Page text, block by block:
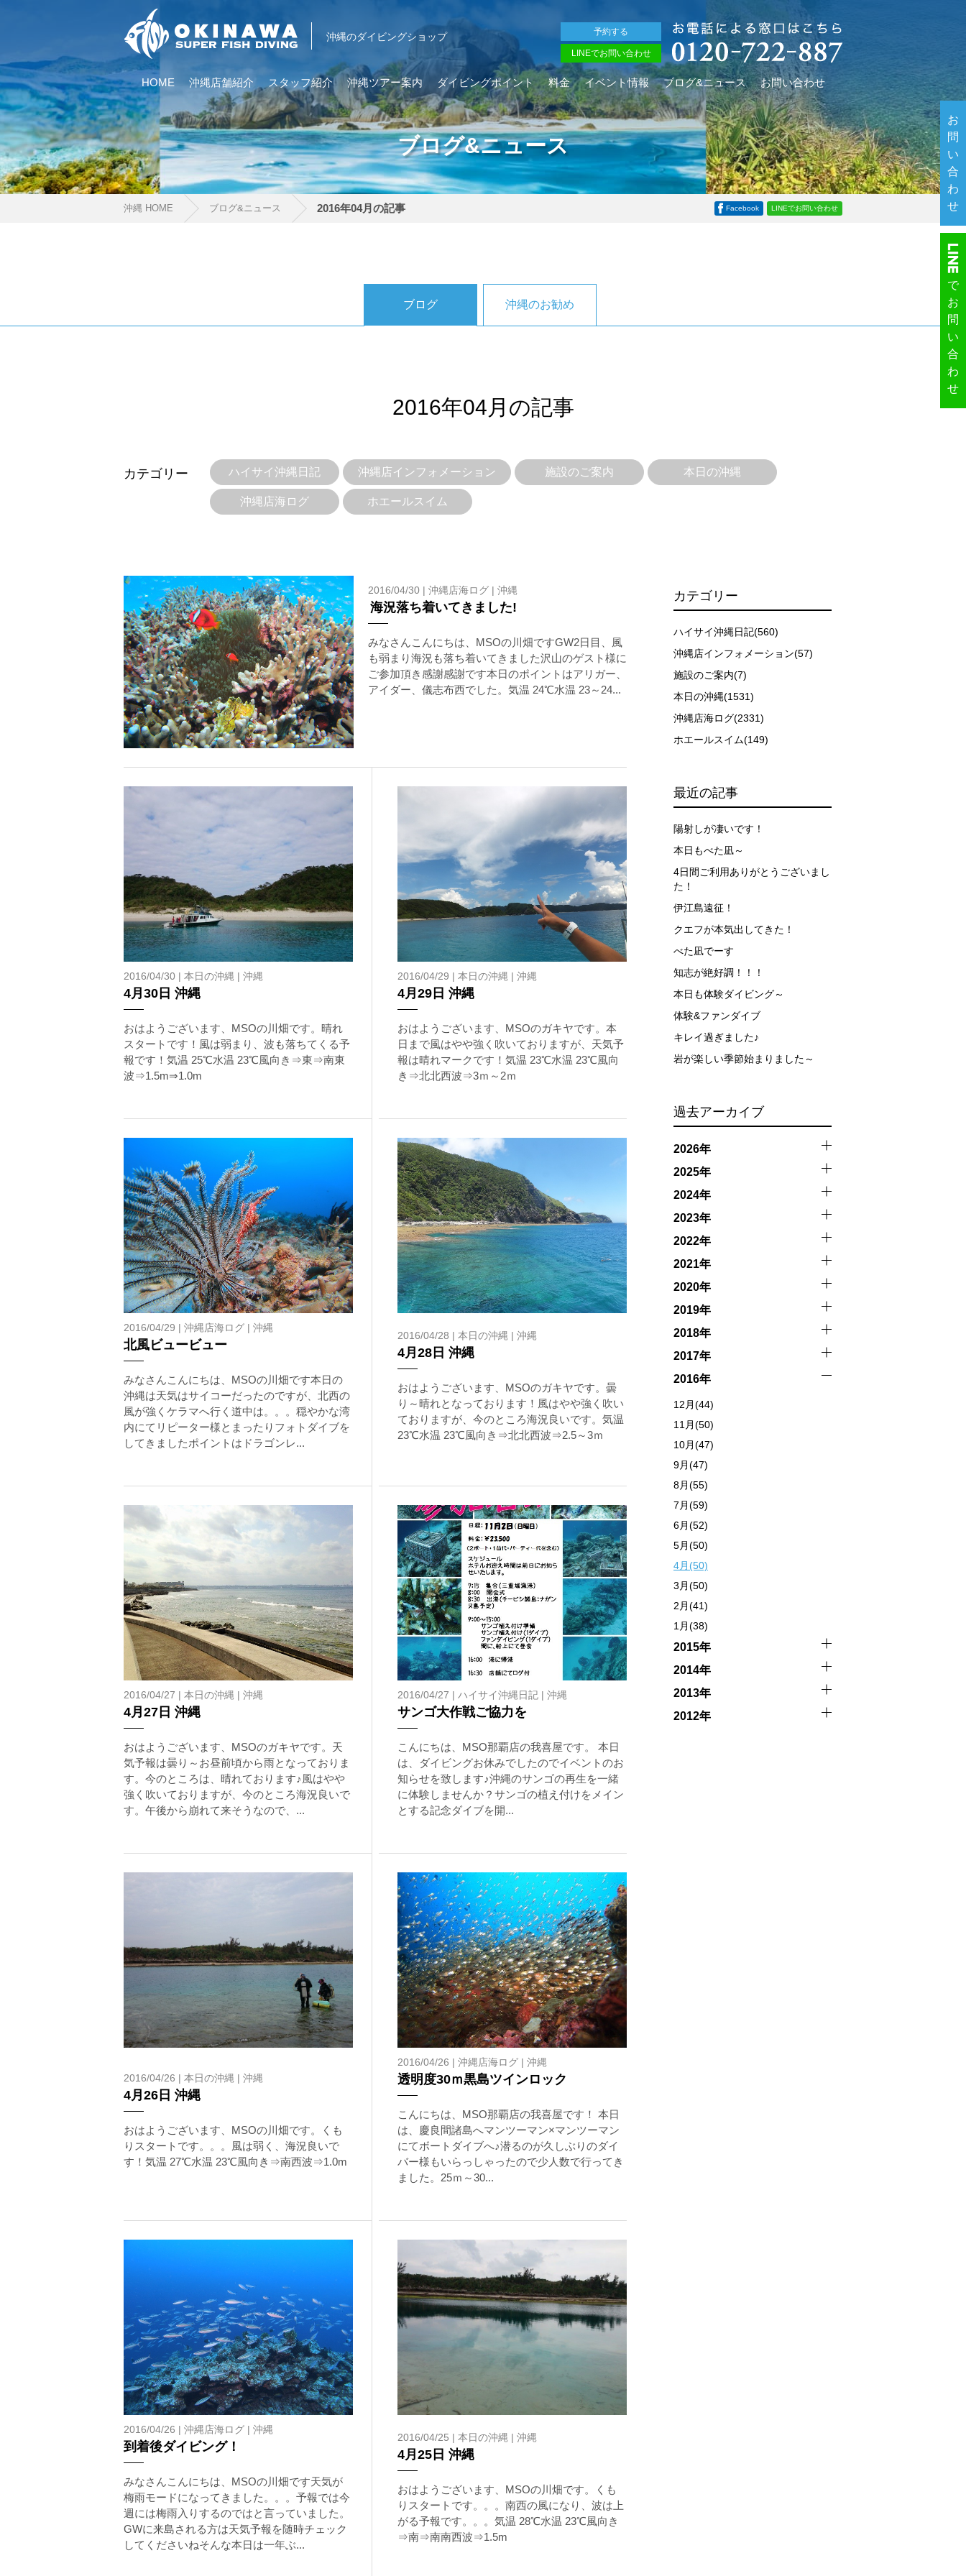
沖縄のダイビングショップ 予約する
LINEでお問い合わせ
ブログ&ニュース
HOME 沖縄店舗紹介 スタッフ紹介 沖縄ツアー案内 ダイビングポイント 料金 イベント情報 ブログ&ニュース お問い合わせ
沖縄 HOME ブログ&ニュース 2016年04月の記事 Facebook LINEでお問い合わせ
ブログ 沖縄のお勧め
2016年04月の記事
カテゴリー ハイサイ沖縄日記 沖縄店インフォメーション 施設のご案内 本日の沖縄
沖縄店海ログ ホエールスイム
2016/04/30 | 沖縄店海ログ | 沖縄
海況落ち着いてきました!
みなさんこんにちは、MSOの川畑ですGW2日目、風
も弱まり海況も落ち着いてきました沢山のゲスト様に
ご参加頂き感謝感謝です本日のポイントはアリガー、
アイダー、儀志布西でした。気温 24℃水温 23～24...
2016/04/30 | 本日の沖縄 | 沖縄
4月30日 沖縄
おはようございます、MSOの川畑です。晴れ
スタートです！風は弱まり、波も落ちてくる予
報です！気温 25℃水温 23℃風向き⇒東⇒南東
波⇒1.5m⇒1.0m
2016/04/29 | 本日の沖縄 | 沖縄
4月29日 沖縄
おはようございます、MSOのガキヤです。本
日まで風はやや強く吹いておりますが、天気予
報は晴れマークです！気温 23℃水温 23℃風向
き⇒北北西波⇒3ｍ～2ｍ
2016/04/29 | 沖縄店海ログ | 沖縄
北風ビュービュー
みなさんこんにちは、MSOの川畑です本日の
沖縄は天気はサイコーだったのですが、北西の
風が強くケラマへ行く道中は。。。穏やかな湾
内にてリピーター様とまったりフォトダイブを
してきましたポイントはドラゴンレ...
2016/04/28 | 本日の沖縄 | 沖縄
4月28日 沖縄
おはようございます、MSOのガキヤです。曇
り～晴れとなっております！風はやや強く吹い
ておりますが、今のところ海況良いです。気温
23℃水温 23℃風向き⇒北北西波⇒2.5～3ｍ
2016/04/27 | 本日の沖縄 | 沖縄
4月27日 沖縄
おはようございます、MSOのガキヤです。天
気予報は曇り～お昼前頃から雨となっておりま
す。今のところは、晴れております♪風はやや
強く吹いておりますが、今のところ海況良いで
す。午後から崩れて来そうなので、...
2016/04/27 | ハイサイ沖縄日記 | 沖縄
サンゴ大作戦ご協力を
こんにちは、MSO那覇店の我喜屋です。 本日
は、ダイビングお休みでしたのでイベントのお
知らせを致します♪沖縄のサンゴの再生を一緒
に体験しませんか？サンゴの植え付けをメイン
とする記念ダイブを開...
2016/04/26 | 本日の沖縄 | 沖縄
4月26日 沖縄
おはようございます、MSOの川畑です。くも
りスタートです。。。風は弱く、海況良いで
す！気温 27℃水温 23℃風向き⇒南西波⇒1.0m
2016/04/26 | 沖縄店海ログ | 沖縄
透明度30ｍ黒島ツインロック
こんにちは、MSO那覇店の我喜屋です！ 本日
は、慶良間諸島へマンツーマン×マンツーマン
にてボートダイブへ♪潜るのが久しぶりのダイ
バー様もいらっしゃったので少人数で行ってき
ました。25ｍ～30...
2016/04/26 | 沖縄店海ログ | 沖縄
到着後ダイビング！
みなさんこんにちは、MSOの川畑です天気が
梅雨モードになってきました。。。予報では今
週には梅雨入りするのではと言っていました。
GWに来島される方は天気予報を随時チェック
してくださいねそんな本日は一年ぶ...
2016/04/25 | 本日の沖縄 | 沖縄
4月25日 沖縄
おはようございます、MSOの川畑です。くも
りスタートです。。。南西の風になり、波は上
がる予報です。。。気温 28℃水温 23℃風向き
⇒南⇒南南西波⇒1.5m
カテゴリー
ハイサイ沖縄日記(560)
沖縄店インフォメーション(57)
施設のご案内(7)
本日の沖縄(1531)
沖縄店海ログ(2331)
ホエールスイム(149)
最近の記事
陽射しが凄いです！
本日もべた凪～
4日間ご利用ありがとうございまし
た！
伊江島遠征！
クエフが本気出してきた！
べた凪でーす
知志が絶好調！！！
本日も体験ダイビング～
体験&ファンダイブ
キレイ過ぎました♪
岩が楽しい季節始まりました～
過去アーカイブ
2026年
2025年
2024年
2023年
2022年
2021年
2020年
2019年
2018年
2017年
2016年
12月(44)
11月(50)
10月(47)
9月(47)
8月(55)
7月(59)
6月(52)
5月(50)
4月(50)
3月(50)
2月(41)
1月(38)
2015年
2014年
2013年
2012年
当ツアーの手順と注意点
1.スイム開始の判断
クジラを発見した場合は、その時のクジラの様子や海況を確認し、ガイドがスイム開始可能と判断した場合にのみエントリーを行います。
たとえクジラが近くを泳いでいても、状況によってはエントリーを行わない場合があります。
2.人数制限とエントリー順
クジラへのストレス軽減や安全管理の観点から、エントリー人数を制限する場合があります。また、エントリーの順番はガイドが決定しますので、必ずその指示に従って準備してくだ
3.クジラとの距離と泳ぎ方
クジラの観察は水面からのみとし、素潜りは禁止とします。クジラによっては、人が近くを泳ぐことを嫌い、逃げてしまう場合があります。そのため、原則として緊急時やガイドの指
示がある場合を除き、クジラの近くでフィンキックなどをして泳ぐことも禁止します。クジラは一度でもそのような行動を取る人間を嫌がってしまうと、その後スイムで近づくことが
4.スイム遂行の可否と返金について
ツアー当日は、ゲストの安全を最優先とし、可能な限りスイムが実施できるよう努めます。しかし、万が一海にエントリーできなかった場合や、クジラを発見できなかった場合でも返
金はいたしませんので、あらかじめご了承ください。
沖縄の1月～3月は、季節的に海が穏やかな日は多くありません。そのため、多少の波やうねりがある中でスノーケリングを行う場合が多くなります。泳力や体力に自信のない方、また
船酔いしやすい方は、ご自身で事前に十分な対策をお願いいたします。
ツアー中に、スノーケリングやスキンダイビングの技術が本ツアーに参加できるレベルに達していないと判断した場合には、参加をお断りする場合があります。スキンダイビングの経
験が浅い方については、条件付きでのご案内となる場合があります。その際のご返金には応じかねますので、あらかじめご了承ください。これまでの経験については当日ご申告いただ
きますので、ご不安のある方は事前にご相談ください。
7.器材やスーツのレンタル
承諾しました。
ホエールスイムは、通常のスノーケリングやスキンダイビングに伴う危険に加え、予測不能なクジラの行動や、クジラとの接触によってトラブルが発生する可能性があります。さらに、
流れのある海上で、船上からエントリーやエキジットを行う際にもトラブルが生じる可能性があります。そして、これらを要因として傷害や損害が発生する場合があります。またホエー
参加者はこれらのリスクを理解し、傷害や損害につながった場合、またはその他いかなる理由があっても、当ツアー開催主催者とガイド、船舶の保有者及び船長に対して損害賠償を請求
上記承諾ください。
閉じる
お
問
い
合
わ
せ
で
お
問
い
合
わ
せ